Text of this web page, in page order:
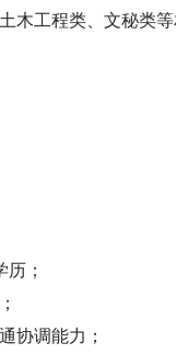
工程类、文秘类等
；
协调能力；